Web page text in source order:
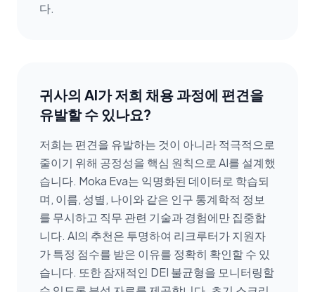
다.
귀사의 AI가 저희 채용 과정에 편견을
유발할 수 있나요?
저희는 편견을 유발하는 것이 아니라 적극적으로
줄이기 위해 공정성을 핵심 원칙으로 AI를 설계했
습니다. Moka Eva는 익명화된 데이터로 학습되
며, 이름, 성별, 나이와 같은 인구 통계학적 정보
를 무시하고 직무 관련 기술과 경험에만 집중합
니다. AI의 추천은 투명하여 리크루터가 지원자
가 특정 점수를 받은 이유를 정확히 확인할 수 있
습니다. 또한 잠재적인 DEI 불균형을 모니터링할